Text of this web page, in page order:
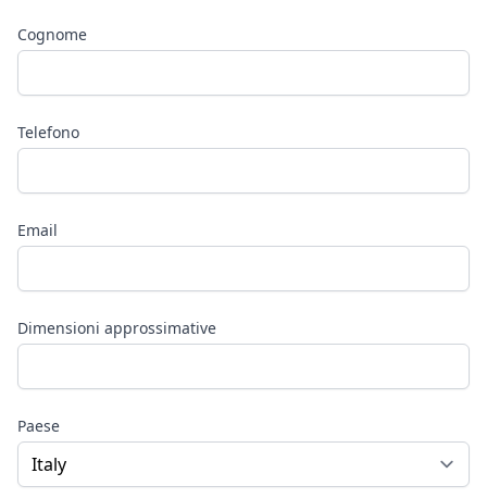
Cognome
Telefono
Email
Dimensioni approssimative
Paese